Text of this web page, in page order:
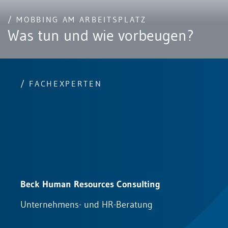
/ MOBBING AM ARBEITSPLATZ
Was tun und wie vorbeugen?
/ FACHEXPERTEN
Beck Human Resources Consulting
Unternehmens- und HR-Beratung